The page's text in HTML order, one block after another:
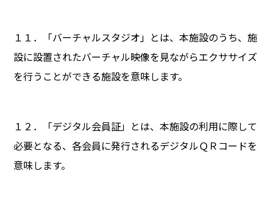
１１．「バーチャルスタジオ」とは、本施設のうち、施
設に設置されたバーチャル映像を見ながらエクササイズ
を行うことができる施設を意味します。
１２．「デジタル会員証」とは、本施設の利用に際して
必要となる、各会員に発行されるデジタルＱＲコードを
意味します。